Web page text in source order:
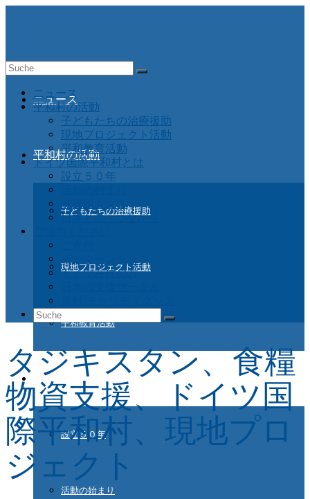
ニュース
平和村の活動
子どもたちの治療援助
現地プロジェクト活動
平和教育活動
ドイツ国際平和村とは
設立５０年
活動の始まり
Suche
ニュース
平和村の活動
子どもたちの治療援助
現地プロジェクト活動
平和教育活動
ドイツ国際平和村とは
設立５０年
支援国Ａ－Ｚ
日本との つながり
インターンシップ
ドイツ在住の方
Suche
nach:
タジキスタン、食糧
物資支援、ドイツ国
際平和村、現地プロ
ジェクト